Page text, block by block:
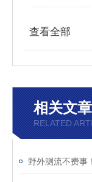
查看全部
相关文章
RELATED